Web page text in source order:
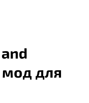
мод для